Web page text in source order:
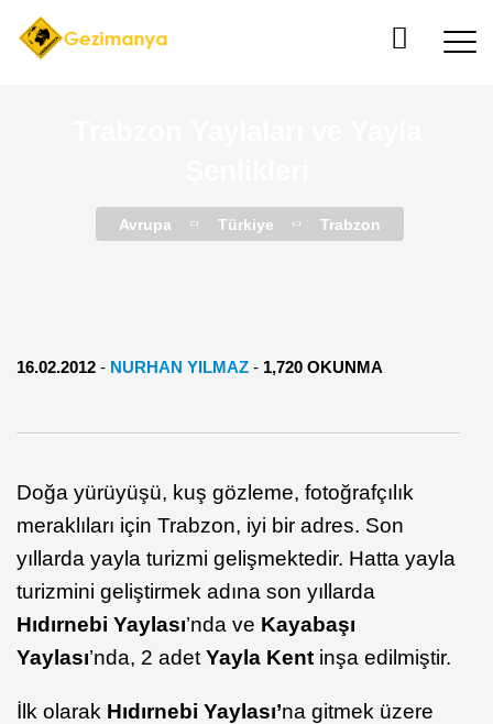
Avrupa Türkiye Trabzon
16.02.2012 - NURHAN YILMAZ - 1,720 OKUNMA
Doğa yürüyüşü, kuş gözleme, fotoğrafçılık
meraklıları için Trabzon, iyi bir adres. Son
yıllarda yayla turizmi gelişmektedir. Hatta yayla
turizmini geliştirmek adına son yıllarda
Hıdırnebi Yaylası’nda ve Kayabaşı
Yaylası’nda, 2 adet Yayla Kent inşa edilmiştir.
İlk olarak Hıdırnebi Yaylası’na gitmek üzere